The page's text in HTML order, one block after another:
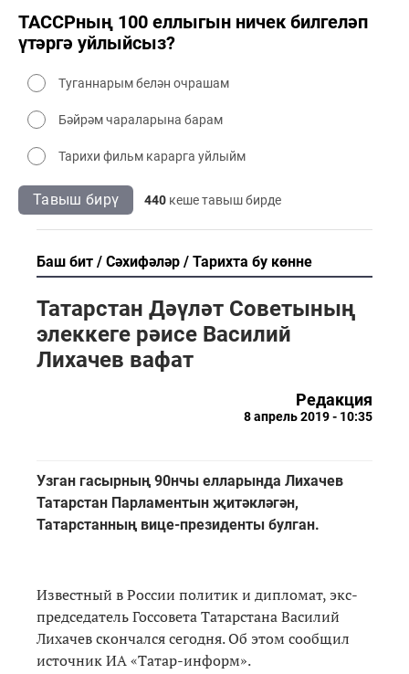
ТАССРның 100 еллыгын ничек билгеләп
үтәргә уйлыйсыз?
Туганнарым белән очрашам
Бәйрәм чараларына барам
Тарихи фильм карарга уйлыйм
Тавыш бирү 440 кеше тавыш бирде
Баш бит Сәхифәләр Тарихта бу көнне
Татарстан Дәүләт Советының
элеккеге рәисе Василий
Лихачев вафат
Редакция
8 апрель 2019 - 10:35
Узган гасырның 90нчы елларында Лихачев
Татарстан Парламентын җитәкләгән,
Татарстанның вице-президенты булган.
Известный в России политик и дипломат, экс-
председатель Госсовета Татарстана Василий
Лихачев скончался сегодня. Об этом сообщил
источник ИА «Татар-информ».